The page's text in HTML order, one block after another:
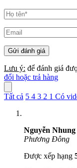
Lưu ý: để đánh giá
đổi hoặc trả hàng
Tất cả 5 4 3 2 1 Có
Nguyễn Nhung
Phương Đông
Được xếp hạng